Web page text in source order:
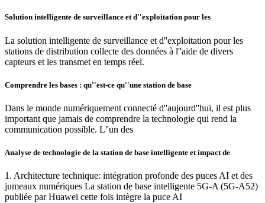
Solution intelligente de surveillance et d''exploitation pour les
La solution intelligente de surveillance et d''exploitation pour les
stations de distribution collecte des données à l''aide de divers
capteurs et les transmet en temps réel.
Comprendre les bases : qu''est-ce qu''une station de base
Dans le monde numériquement connecté d''aujourd''hui, il est plus
important que jamais de comprendre la technologie qui rend la
communication possible. L''un des
Analyse de technologie de la station de base intelligente et impact de
1. Architecture technique: intégration profonde des puces AI et des
jumeaux numériques La station de base intelligente 5G-A (5G-A52)
publiée par Huawei cette fois intègre la puce AI